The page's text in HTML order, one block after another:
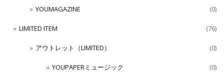
YOUMAGAZINE (0)
LIMITED ITEM (76)
アウトレット（LIMITED） (0)
YOUPAPERミュージック (0)